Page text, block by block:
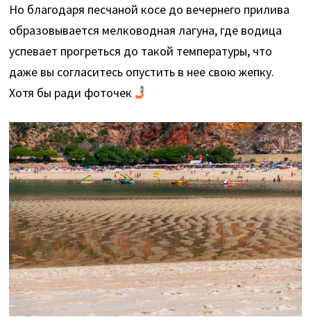
Но благодаря песчаной косе до вечернего прилива
образовывается мелководная лагуна, где водица
успевает прогреться до такой температуры, что
даже вы согласитесь опустить в нее свою жепку.
Хотя бы ради фоточек